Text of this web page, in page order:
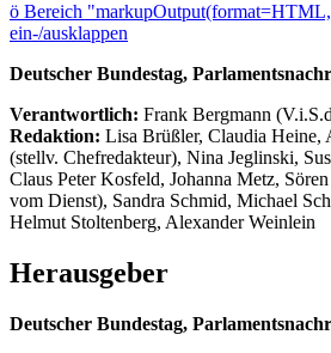
ö Bereich
ein-/ausklappen
Deutscher Bundestag,
Verantwortlich: Frank Bergmann
Redaktion: Lisa Brüßler, Claudia Heine,
(stellv. Chefredakteur), Nina Jeglinski,
Claus Peter Kosfeld, Johanna Metz,
vom Dienst), Sandra Schmid, Michael
Helmut Stoltenberg, Alexander Weinlein
Herausgeber
Deutscher Bundestag,